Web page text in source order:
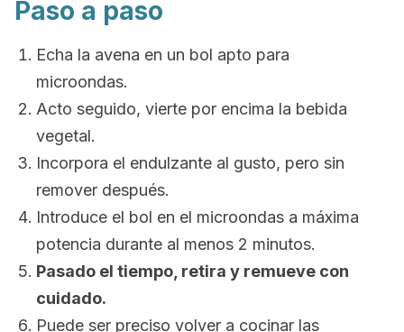
Paso a paso
Echa la avena en un bol apto para
microondas.
Acto seguido, vierte por encima la bebida
vegetal.
Incorpora el endulzante al gusto, pero sin
remover después.
Introduce el bol en el microondas a máxima
potencia durante al menos 2 minutos.
Pasado el tiempo, retira y remueve con
cuidado.
Puede ser preciso volver a cocinar las